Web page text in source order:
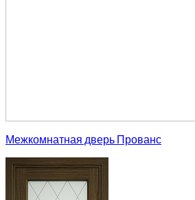
Межкомнатная дверь Прованс